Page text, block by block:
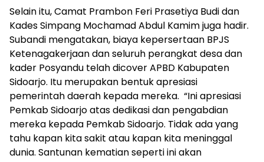
Selain itu, Camat Prambon Feri Prasetiya Budi dan
Kades Simpang Mochamad Abdul Kamim juga hadir.
Subandi mengatakan, biaya kepersertaan BPJS
Ketenagakerjaan dan seluruh perangkat desa dan
kader Posyandu telah dicover APBD Kabupaten
Sidoarjo. Itu merupakan bentuk apresiasi
pemerintah daerah kepada mereka. “Ini apresiasi
Pemkab Sidoarjo atas dedikasi dan pengabdian
mereka kepada Pemkab Sidoarjo. Tidak ada yang
tahu kapan kita sakit atau kapan kita meninggal
dunia. Santunan kematian seperti ini akan